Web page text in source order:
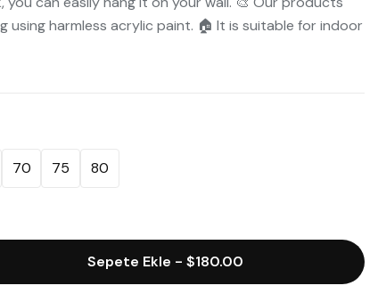
using harmless acrylic paint. 🏠 It is suitable for indoor
70 75 80
Sepete Ekle - $180.00